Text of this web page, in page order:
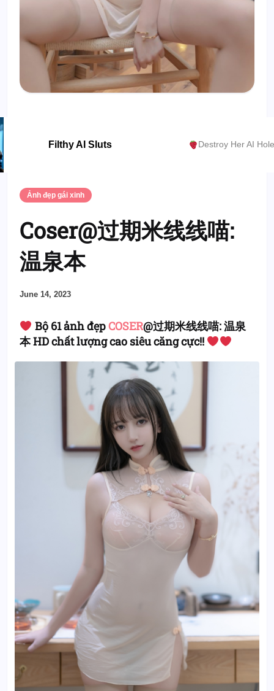
Filthy AI Sluts Destroy Her AI
Ảnh đẹp gái xinh
Coser@过期米线线喵:
温泉本
June 14, 2023
Bộ 61 ảnh đẹpCOSER@过期米线线喵: 温泉
本 HD chất lượng cao siêu căng cực!!